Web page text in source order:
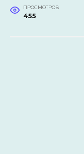
ПРОСМОТРОВ
455